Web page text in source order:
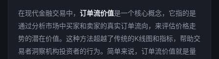
在现代金融交易中， 订单流价值是一个核心概念，它指的是
通过分析市场中买家和卖家的真实订单流向，来评估价格走
势的潜在价值。这种方法超越了传统的K线图和指标，帮助交
易者洞察机构投资者的行为。简单来说，订单流价值就是量